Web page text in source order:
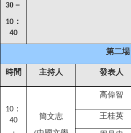
30 －
10 ：
40
第二場
時間 主持人 發表人
10 ：
40
簡文志
高偉智
王桂英